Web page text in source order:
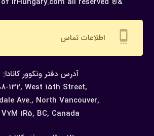
settings_cell اطلاعات تماس
:آدرس دفتر ونکوور کانادا
132, West 15th Street,
Ave., North Vancouver,
V7M 1R5, BC, Canada